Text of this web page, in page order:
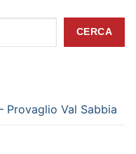
CERCA
Provaglio Val Sabbia